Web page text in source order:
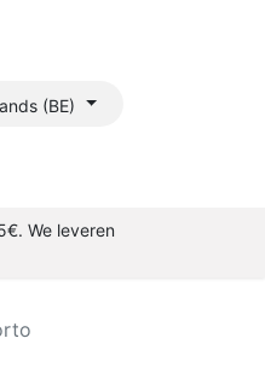
(BE)
We leveren